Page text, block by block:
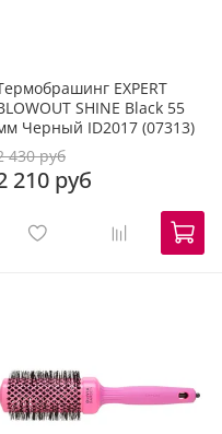
EXPERT
SHINE Black 55
Черный ID2017 (07313)
430 руб
210 руб